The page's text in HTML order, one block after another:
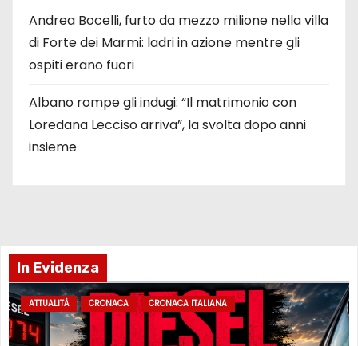
Andrea Bocelli, furto da mezzo milione nella villa
di Forte dei Marmi: ladri in azione mentre gli
ospiti erano fuori
Albano rompe gli indugi: “Il matrimonio con
Loredana Lecciso arriva”, la svolta dopo anni
insieme
In Evidenza
ATTUALITÀ CRONACA CRONACA ITALIANA